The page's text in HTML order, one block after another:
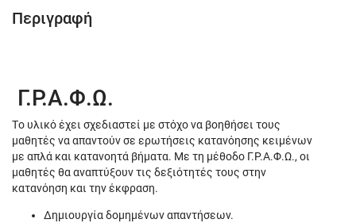
Περιγραφή
Γ.Ρ.Α.Φ.Ω.
Tο υλικό έχει σχεδιαστεί με στόχο να βοηθήσει τους
μαθητές να απαντούν σε ερωτήσεις κατανόησης κειμένων
με απλά και κατανοητά βήματα. Με τη μέθοδο Γ.Ρ.Α.Φ.Ω., οι
μαθητές θα αναπτύξουν τις δεξιότητές τους στην
κατανόηση και την έκφραση.
Δημιουργία δομημένων απαντήσεων.